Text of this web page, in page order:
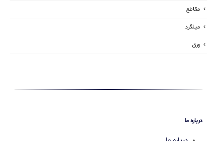
مقاطع
میلگرد
ورق
درباره ما